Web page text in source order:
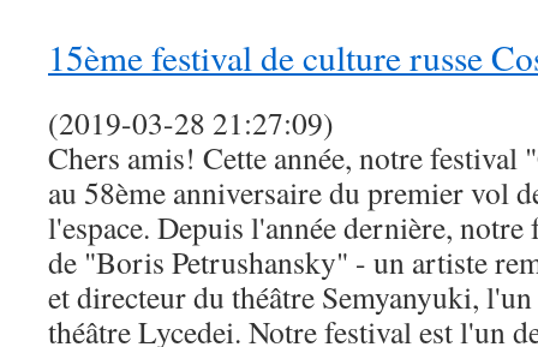
15ème festival de culture russe
(2019-03-28 21:27:09)
Chers amis! Cette année, notre festival
au 58ème anniversaire du premier vol
l'espace. Depuis l'année dernière,
de "Boris Petrushansky" - un artiste
et directeur du théâtre Semyanyuki,
théâtre Lycedei. Notre festival est l'un